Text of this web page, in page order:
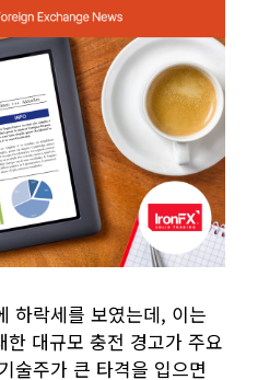
하락세를 보였는데, 이는
대규모 충전 경고가 주요
술주가 큰 타격을 입으면